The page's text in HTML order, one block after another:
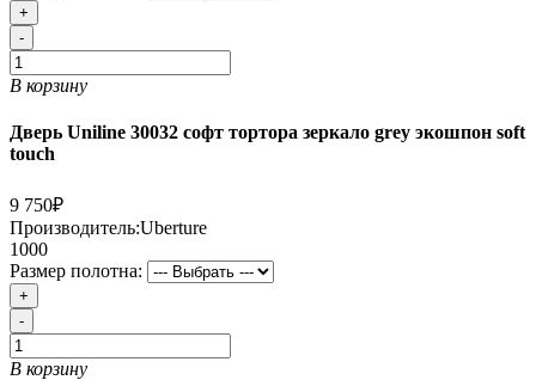
+
-
В корзину
Дверь Uniline 30032 софт тортора зеркало grey экошпон soft
touch
9 750₽
Производитель:Uberture
1000
Размер полотна:
+
-
В корзину